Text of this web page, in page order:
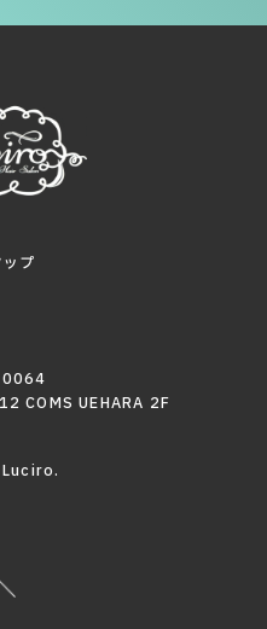
プ
COMS UEHARA 2F